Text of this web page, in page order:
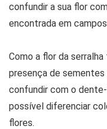
confundir a sua flor
encontrada em
Como a flor da
presença de
confundir com o
possível diferenciar
flores.